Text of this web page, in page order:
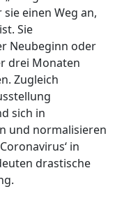
einen Weg an,
Sie
Neubeginn oder
drei Monaten
Zugleich
sich in
und normalisieren
in
drastische